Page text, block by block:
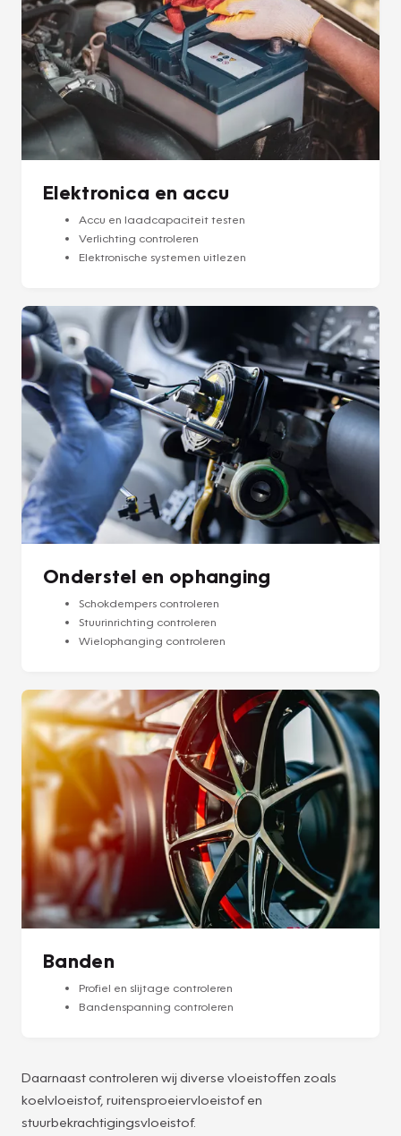
Elektronica en accu
Accu en laadcapaciteit testen
Verlichting controleren
Elektronische systemen uitlezen
Onderstel en ophanging
Schokdempers controleren
Stuurinrichting controleren
Wielophanging controleren
Banden
Profiel en slijtage controleren
Bandenspanning controleren
Daarnaast controleren wij diverse vloeistoffen zoals
koelvloeistof, ruitensproeiervloeistof en
stuurbekrachtigingsvloeistof.